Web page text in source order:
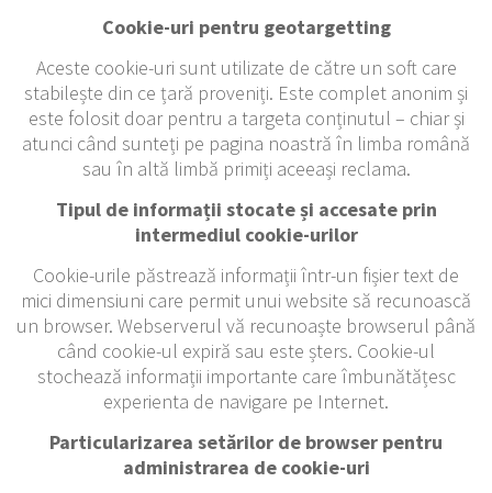
Cookie-uri pentru geotargetting
Aceste cookie-uri sunt utilizate de către un soft care
stabilește din ce țară proveniți. Este complet anonim și
este folosit doar pentru a targeta conținutul – chiar și
atunci când sunteți pe pagina noastră în limba română
sau în altă limbă primiți aceeași reclama.
Tipul de informații stocate și accesate prin
intermediul cookie-urilor
Cookie-urile păstrează informații într-un fișier text de
mici dimensiuni care permit unui website să recunoască
un browser. Webserverul vă recunoaște browserul până
când cookie-ul expiră sau este șters. Cookie-ul
stochează informații importante care îmbunătățesc
experienta de navigare pe Internet.
Particularizarea setărilor de browser pentru
administrarea de cookie-uri